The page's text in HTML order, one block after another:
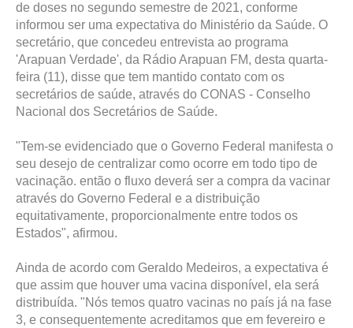
de doses no segundo semestre de 2021, conforme
informou ser uma expectativa do Ministério da Saúde. O
secretário, que concedeu entrevista ao programa
'Arapuan Verdade', da Rádio Arapuan FM, desta quarta-
feira (11), disse que tem mantido contato com os
secretários de saúde, através do CONAS - Conselho
Nacional dos Secretários de Saúde.
"Tem-se evidenciado que o Governo Federal manifesta o
seu desejo de centralizar como ocorre em todo tipo de
vacinação. então o fluxo deverá ser a compra da vacinar
através do Governo Federal e a distribuição
equitativamente, proporcionalmente entre todos os
Estados", afirmou.
Ainda de acordo com Geraldo Medeiros, a expectativa é
que assim que houver uma vacina disponível, ela será
distribuída. "Nós temos quatro vacinas no país já na fase
3, e consequentemente acreditamos que em fevereiro e